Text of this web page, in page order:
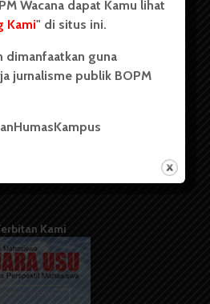
Kami
Wacana dapat Kamu lihat
Kami" di situs ini.
dimanfaatkan guna
jurnalisme publik BOPM